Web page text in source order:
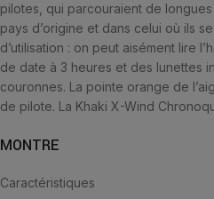
pilotes, qui parcouraient de
pays d’origine et dans celui où ils
d’utilisation : on peut aisément lire
de date à 3 heures et des lunettes
couronnes. La pointe orange de
de pilote. La Khaki X-Wind
MONTRE
Caractéristiques